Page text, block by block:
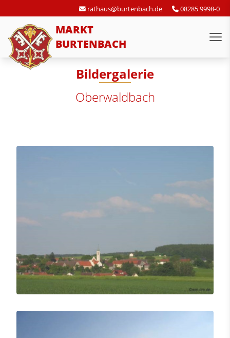
rathaus@burtenbach.de 08285 9998-0
MARKT
BURTENBACH
Bildergalerie
Oberwaldbach